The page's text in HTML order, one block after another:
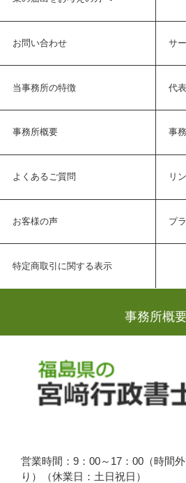
お問い合わせ サ
当事務所の特徴 代
事務所概要 事
よくあるご質問 リ
お客様の声 プ
特定商取引に関する表示
事務所概
営業時間：9：00～17：00（時間
り）（休業日：土日祝日）